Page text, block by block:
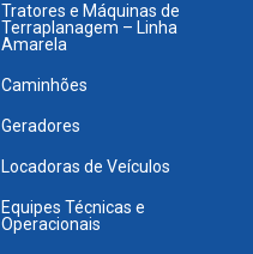
Tratores e Máquinas de
Terraplanagem – Linha
Amarela
Caminhões
Geradores
Locadoras de Veículos
Equipes Técnicas e
Operacionais